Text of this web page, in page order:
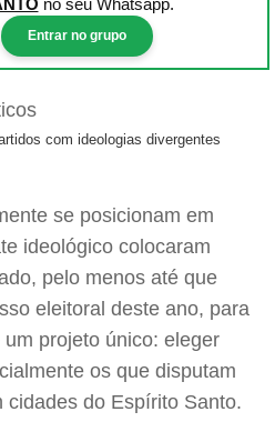
no seu Whatsapp.
Entrar no grupo
com ideologias divergentes
se posicionam em
ideológico colocaram
pelo menos até que
eleitoral deste ano, para
projeto único: eleger
os que disputam
cidades do Espírito Santo.